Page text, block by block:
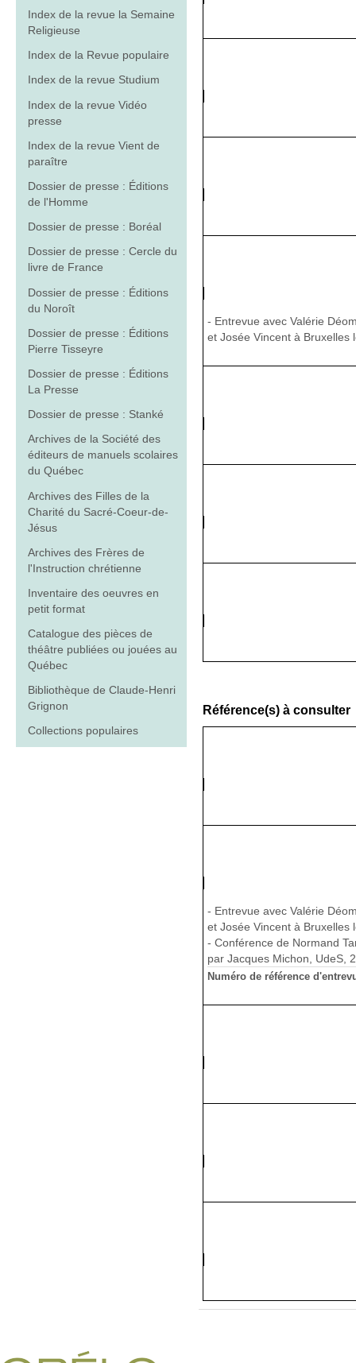
Index de la revue la Semaine
Religieuse
Index de la Revue populaire
Index de la revue Studium
Index de la revue Vidéo
presse
Index de la revue Vient de
paraître
Dossier de presse : Éditions
de l'Homme
Dossier de presse : Boréal
Dossier de presse : Cercle du
livre de France
Dossier de presse : Éditions
du Noroît
Dossier de presse : Éditions
Pierre Tisseyre
Dossier de presse : Éditions
La Presse
Dossier de presse : Stanké
Archives de la Société des
éditeurs de manuels scolaires
du Québec
Archives des Filles de la
Charité du Sacré-Coeur-de-
Jésus
Archives des Frères de
l'Instruction chrétienne
Inventaire des oeuvres en
petit format
Catalogue des pièces de
théâtre publiées ou jouées au
Québec
Bibliothèque de Claude-Henri
Grignon
Collections populaires
- Entrevue avec Valérie
et Josée Vincent à Bruxelles
Référence(s) à consulter
- Entrevue avec Valérie
et Josée Vincent à Bruxelles
- Conférence de Normand
par Jacques Michon, UdeS,
Numéro de référence